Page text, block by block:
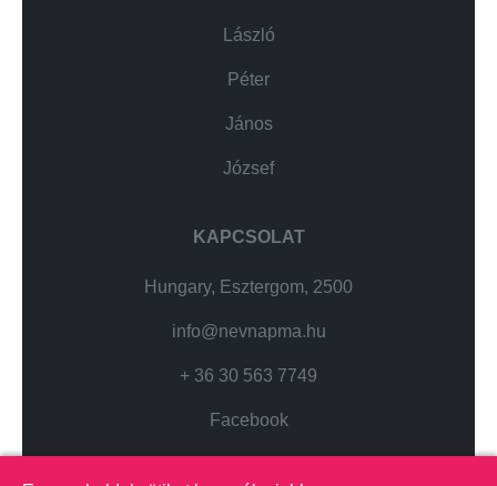
László
Péter
János
József
KAPCSOLAT
Hungary, Esztergom, 2500
info@nevnapma.hu
+ 36 30 563 7749
Facebook